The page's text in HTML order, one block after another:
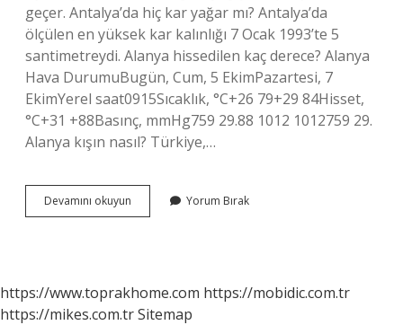
geçer. Antalya’da hiç kar yağar mı? Antalya’da
ölçülen en yüksek kar kalınlığı 7 Ocak 1993’te 5
santimetreydi. Alanya hissedilen kaç derece? Alanya
Hava DurumuBugün, Cum, 5 EkimPazartesi, 7
EkimYerel saat0915Sıcaklık, °C+26 79+29 84Hisset,
°C+31 +88Basınç, mmHg759 29.88 1012 1012759 29.
Alanya kışın nasıl? Türkiye,…
Devamını okuyun Alanyada
Kar
Yorum Bırak
https://www.toprakhome.com https://mobidic.com.tr
https://mikes.com.trSitemap